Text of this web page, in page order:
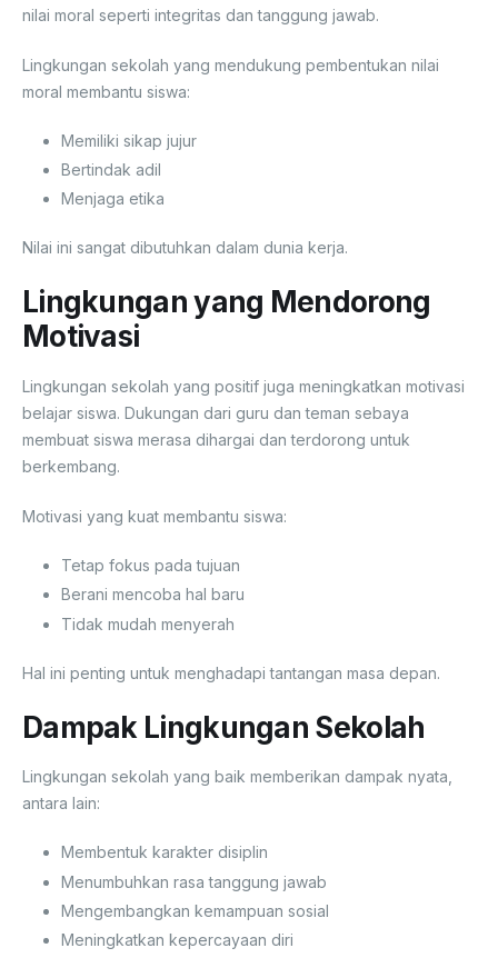
nilai moral seperti integritas dan tanggung jawab.
Lingkungan sekolah yang mendukung pembentukan nilai
moral membantu siswa:
Memiliki sikap jujur
Bertindak adil
Menjaga etika
Nilai ini sangat dibutuhkan dalam dunia kerja.
Lingkungan yang Mendorong
Motivasi
Lingkungan sekolah yang positif juga meningkatkan motivasi
belajar siswa. Dukungan dari guru dan teman sebaya
membuat siswa merasa dihargai dan terdorong untuk
berkembang.
Motivasi yang kuat membantu siswa:
Tetap fokus pada tujuan
Berani mencoba hal baru
Tidak mudah menyerah
Hal ini penting untuk menghadapi tantangan masa depan.
Dampak Lingkungan Sekolah
Lingkungan sekolah yang baik memberikan dampak nyata,
antara lain:
Membentuk karakter disiplin
Menumbuhkan rasa tanggung jawab
Mengembangkan kemampuan sosial
Meningkatkan kepercayaan diri